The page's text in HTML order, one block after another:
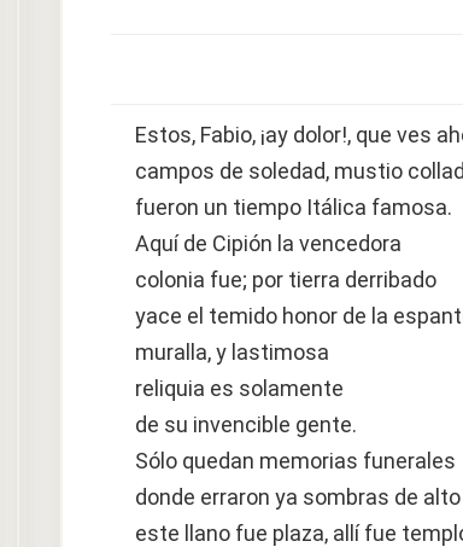
Estos, Fabio, ¡ay dolor!, que ves
campos de soledad, mustio
fueron un tiempo Itálica famosa.
Aquí de Cipión la vencedora
colonia fue; por tierra derribado
yace el temido honor de la
muralla, y lastimosa
reliquia es solamente
de su invencible gente.
Sólo quedan memorias funerales
donde erraron ya sombras de
este llano fue plaza, allí fue